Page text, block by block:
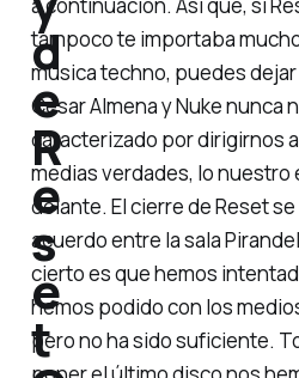
a continuación. Así que, si
tampoco te importaba
música techno, puedes dejar
César Almena y Nuke nunca
caracterizado por dirigirnos
medias verdades, lo nuestro
delante. El cierre de Reset
acuerdo entre la sala
cierto es que hemos
hemos podido con los
pero no ha sido suficiente.
d
e
R
e
s
e
t